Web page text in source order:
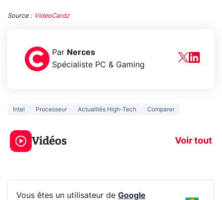
Source : VideoCardz
Par Nerces
Spécialiste PC & Gaming
Intel Processeur Actualités High-Tech Comparer
Vidéos Voir tout
3 écrans en 1 pour
319€ ? Voici L'AOC
CQ32G4ZA !
5
prochaine
Vous êtes un utilisateur de Google